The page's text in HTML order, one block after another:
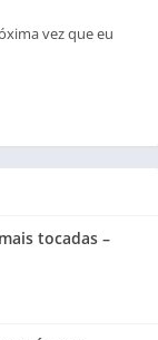
vez que eu
tocadas –